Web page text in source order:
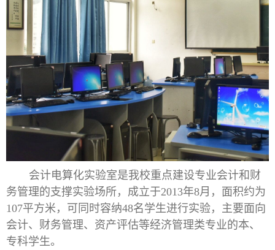
会计电算化实验室是我校重点建设专业会计和财
务管理的支撑实验场所，成立于2013年8月，面积约为
107平方米，可同时容纳48名学生进行实验，主要面向
会计、财务管理、资产评估等经济管理类专业的本、
专科学生。